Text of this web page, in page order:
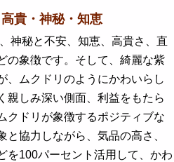
貴・神秘・知恵
神秘と不安、知恵、高貴さ、直
の象徴です。そして、綺麗な紫
、ムクドリのようにかわいらし
親しみ深い側面、利益をもたら
クドリが象徴するポジティブな
と協力しながら、気品の高さ、
を100パーセント活用して、かわ